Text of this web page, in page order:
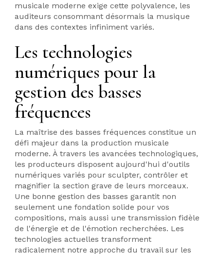
musicale moderne exige cette polyvalence, les
auditeurs consommant désormais la musique
dans des contextes infiniment variés.
Les technologies
numériques pour la
gestion des basses
fréquences
La maîtrise des basses fréquences constitue un
défi majeur dans la production musicale
moderne. À travers les avancées technologiques,
les producteurs disposent aujourd'hui d'outils
numériques variés pour sculpter, contrôler et
magnifier la section grave de leurs morceaux.
Une bonne gestion des basses garantit non
seulement une fondation solide pour vos
compositions, mais aussi une transmission fidèle
de l'énergie et de l'émotion recherchées. Les
technologies actuelles transforment
radicalement notre approche du travail sur les